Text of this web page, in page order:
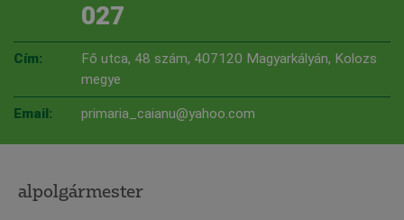
027
Cím:
Fő utca, 48 szám, 407120 Magyarkályán, Kolozs
megye
Email: primaria_caianu@yahoo.com
alpolgármester